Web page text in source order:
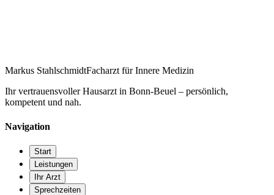
Markus StahlschmidtFacharzt für Innere Medizin
Ihr vertrauensvoller Hausarzt in Bonn-Beuel – persönlich,
kompetent und nah.
Navigation
Start
Leistungen
Ihr Arzt
Sprechzeiten